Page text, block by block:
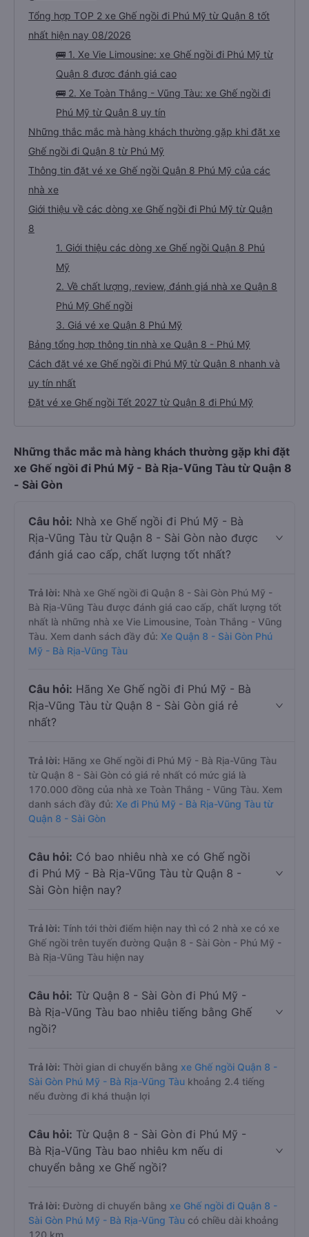
toàn.
Tổng hợp TOP 2 xe Ghế ngồi đi Phú Mỹ từ Quận 8 tốt
nhất hiện nay 08/2026
🚌 1. Xe Vie Limousine: xe Ghế ngồi đi Phú Mỹ từ
Quận 8 được đánh giá cao
🚌 2. Xe Toàn Thắng - Vũng Tàu: xe Ghế ngồi đi
Phú Mỹ từ Quận 8 uy tín
Những thắc mắc mà hàng khách thường gặp khi đặt xe
Ghế ngồi đi Quận 8 từ Phú Mỹ
Thông tin đặt vé xe Ghế ngồi Quận 8 Phú Mỹ của các
nhà xe
Giới thiệu về các dòng xe Ghế ngồi đi Phú Mỹ từ Quận
8
1. Giới thiệu các dòng xe Ghế ngồi Quận 8 Phú
Mỹ
2. Về chất lượng, review, đánh giá nhà xe Quận 8
Phú Mỹ Ghế ngồi
3. Giá vé xe Quận 8 Phú Mỹ
Bảng tổng hợp thông tin nhà xe Quận 8 - Phú Mỹ
Cách đặt vé xe Ghế ngồi đi Phú Mỹ từ Quận 8 nhanh và
uy tín nhất
Đặt vé xe Ghế ngồi Tết 2027 từ Quận 8 đi Phú Mỹ
Những thắc mắc mà hàng khách thường gặp khi đặt
xe Ghế ngồi đi Phú Mỹ - Bà Rịa-Vũng Tàu từ Quận 8
- Sài Gòn
Câu hỏi: Nhà xe Ghế ngồi đi Phú Mỹ - Bà
Rịa-Vũng Tàu từ Quận 8 - Sài Gòn nào được
đánh giá cao cấp, chất lượng tốt nhất?
Trả lời: Nhà xe Ghế ngồi đi Quận 8 - Sài Gòn Phú Mỹ -
Bà Rịa-Vũng Tàu được đánh giá cao cấp, chất lượng tốt
nhất là những nhà xe Vie Limousine, Toàn Thắng - Vũng
Tàu. Xem danh sách đầy đủ: Xe Quận 8 - Sài Gòn Phú
Mỹ - Bà Rịa-Vũng Tàu
Câu hỏi: Hãng Xe Ghế ngồi đi Phú Mỹ - Bà
Rịa-Vũng Tàu từ Quận 8 - Sài Gòn giá rẻ
nhất?
Trả lời: Hãng xe Ghế ngồi đi Phú Mỹ - Bà Rịa-Vũng Tàu
từ Quận 8 - Sài Gòn có giá rẻ nhất có mức giá là
170.000 đồng của nhà xe Toàn Thắng - Vũng Tàu. Xem
danh sách đầy đủ: Xe đi Phú Mỹ - Bà Rịa-Vũng Tàu từ
Quận 8 - Sài Gòn
Câu hỏi: Có bao nhiêu nhà xe có Ghế ngồi
đi Phú Mỹ - Bà Rịa-Vũng Tàu từ Quận 8 -
Sài Gòn hiện nay?
Trả lời: Tính tới thời điểm hiện nay thì có 2 nhà xe có xe
Ghế ngồi trên tuyến đường Quận 8 - Sài Gòn - Phú Mỹ -
Bà Rịa-Vũng Tàu hiện nay
Câu hỏi: Từ Quận 8 - Sài Gòn đi Phú Mỹ -
Bà Rịa-Vũng Tàu bao nhiêu tiếng bằng Ghế
ngồi?
Trả lời: Thời gian di chuyển bằng xe Ghế ngồi Quận 8 -
Sài Gòn Phú Mỹ - Bà Rịa-Vũng Tàu khoảng 2.4 tiếng
nếu đường đi khá thuận lợi
Câu hỏi: Từ Quận 8 - Sài Gòn đi Phú Mỹ -
Bà Rịa-Vũng Tàu bao nhiêu km nếu di
chuyển bằng xe Ghế ngồi?
Trả lời: Đường di chuyển bằng xe Ghế ngồi đi Quận 8 -
Sài Gòn Phú Mỹ - Bà Rịa-Vũng Tàu có chiều dài khoảng
120 km.